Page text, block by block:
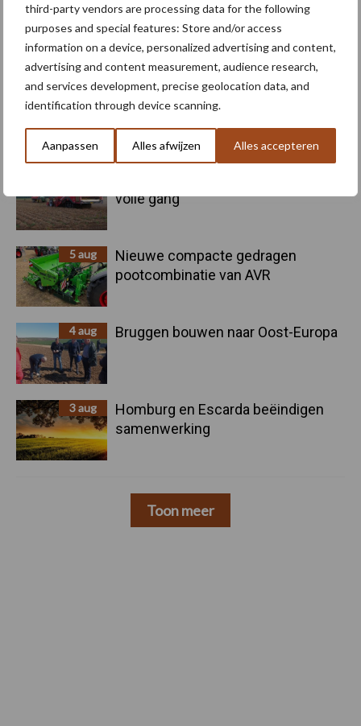
third-party vendors are processing data for the following
purposes and special features: Store and/or access
information on a device, personalized advertising and content,
advertising and content measurement, audience research,
and services development, precise geolocation data, and
identification through device scanning.
Aanpassen Alles afwijzen Alles accepteren
Primaire
Sidebar
Recent nieuws Partner nieuws
6 aug
"Hoge verwachtingen van schijven
volle gang
5 aug
Nieuwe compacte gedragen
pootcombinatie van AVR
4 aug Bruggen bouwen naar Oost-Europa
3 aug
Homburg en Escarda beëindigen
samenwerking
Toon meer